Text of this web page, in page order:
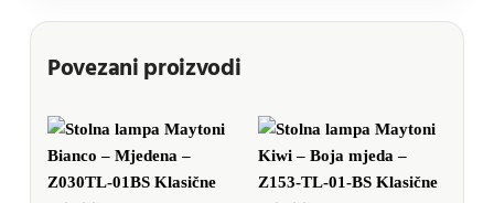
Povezani proizvodi